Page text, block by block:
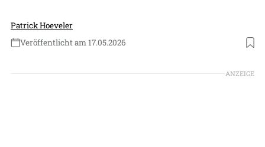
Patrick Hoeveler
Veröffentlicht am 17.05.2026
Foto: Digital
ANZEIGE